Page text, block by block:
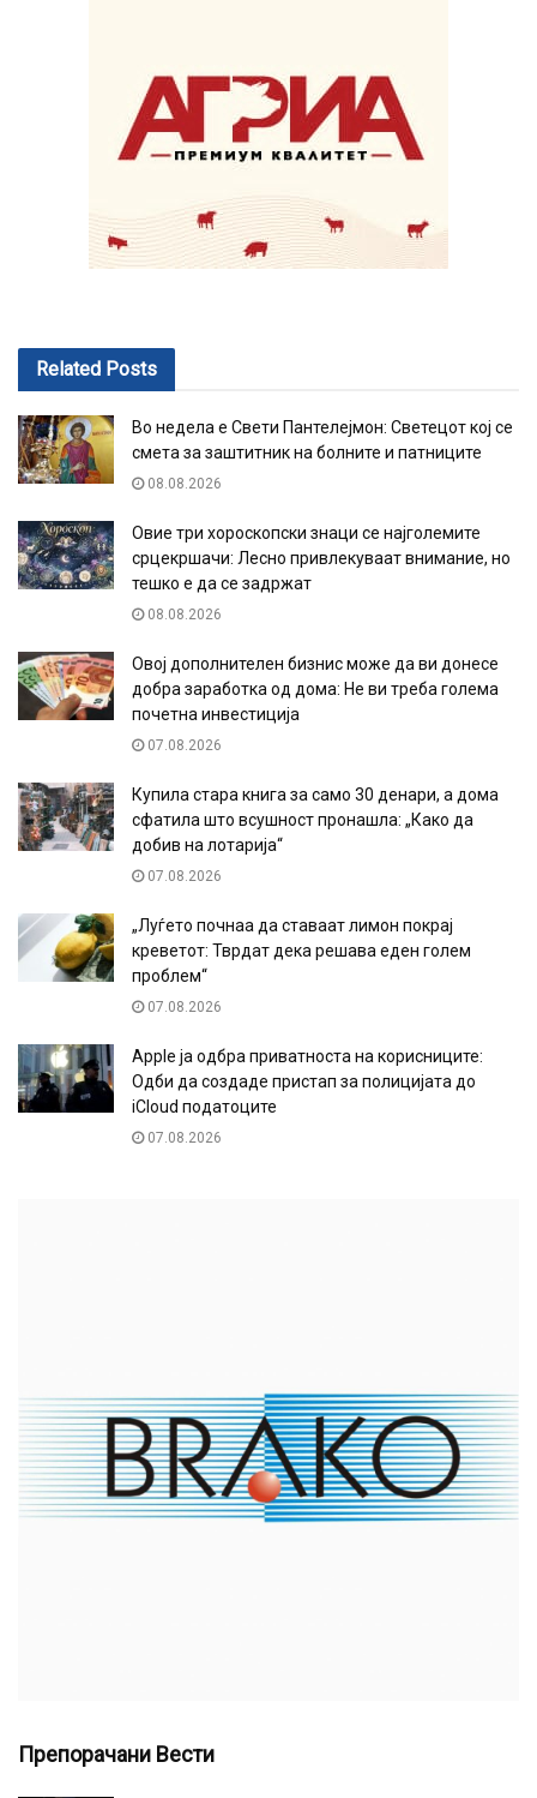
Related Posts
Во недела е Свети Пантелејмон: Светецот кој се
смета за заштитник на болните и патниците
08.08.2026
Овие три хороскопски знаци се најголемите
срцекршачи: Лесно привлекуваат внимание, но
тешко е да се задржат
08.08.2026
Овој дополнителен бизнис може да ви донесе
добра заработка од дома: Не ви треба голема
почетна инвестиција
07.08.2026
Купила стара книга за само 30 денари, а дома
сфатила што всушност пронашла: „Како да
добив на лотарија“
07.08.2026
„Луѓето почнаа да ставаат лимон покрај
креветот: Тврдат дека решава еден голем
проблем“
07.08.2026
Apple ја одбра приватноста на корисниците:
Одби да создаде пристап за полицијата до
iCloud податоците
07.08.2026
Препорачани Вести